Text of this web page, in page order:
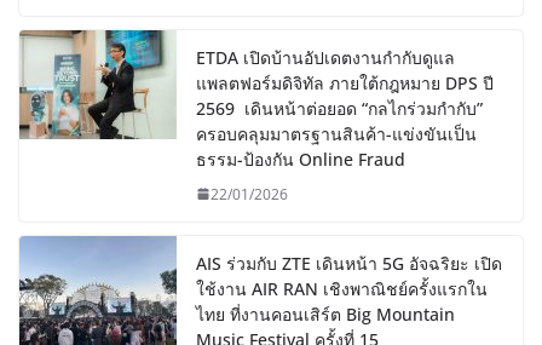
ETDA เปิดบ้านอัปเดตงานกำกับดูแล
แพลตฟอร์มดิจิทัล ภายใต้กฎหมาย DPS ปี
2569 เดินหน้าต่อยอด “กลไกร่วมกำกับ”
ครอบคลุมมาตรฐานสินค้า-แข่งขันเป็น
ธรรม-ป้องกัน Online Fraud
22/01/2026
AIS ร่วมกับ ZTE เดินหน้า 5G อัจฉริยะ เปิด
ใช้งาน AIR RAN เชิงพาณิชย์ครั้งแรกใน
ไทย ที่งานคอนเสิร์ต Big Mountain
Music Festival ครั้งที่ 15